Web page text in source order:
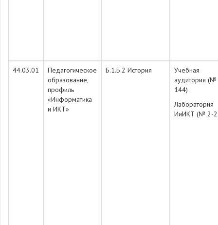
44.03.01
Педагогическое
образование,
профиль
«Информатика
и ИКТ»
Б.1.Б.2 История
Учебная
аудитория
144)
Лаборатория
ИиИКТ (№ 2-